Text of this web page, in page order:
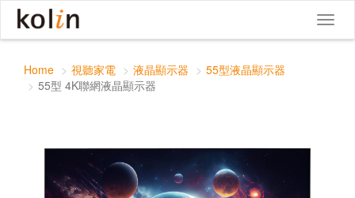
55型 4K聯網液晶顯示器
Toggle
Home 視聽家電 液晶顯示器
55型液晶顯示器
55型 4K聯網液晶顯示器